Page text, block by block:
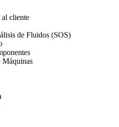
cliente
de Fluidos (SOS)
Máquinas